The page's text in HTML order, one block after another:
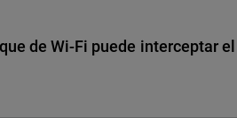
de Wi-Fi puede interceptar